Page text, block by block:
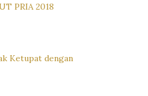
PRIA 2018
Ketupat dengan